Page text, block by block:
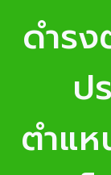
ดำร
ป
ตำแ